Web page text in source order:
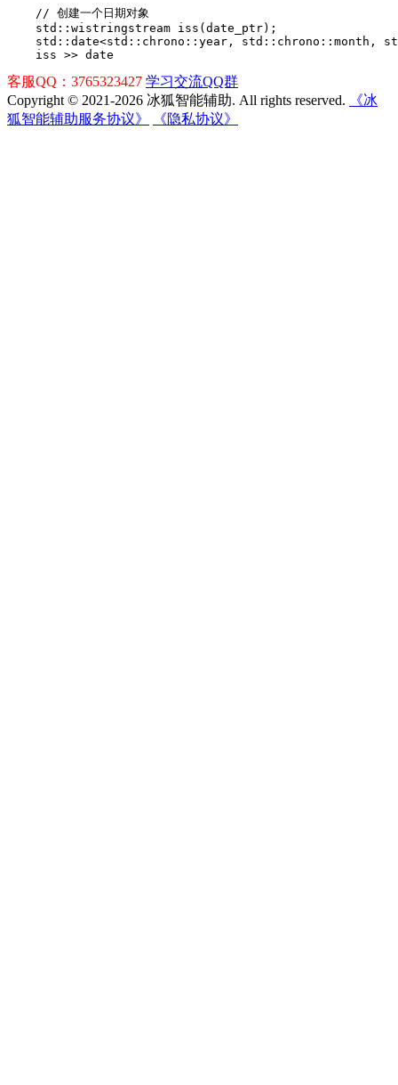
    // 创建一个日期对象
    std::wistringstream iss(date_ptr);
std::date<std::chrono::year, std::chrono::month,
    iss >> date
客服QQ：3765323427 学习交流QQ群
Copyright © 2021-2026 冰狐智能辅助. All rights reserved.
《冰
狐智能辅助服务协议》
《隐私协议》